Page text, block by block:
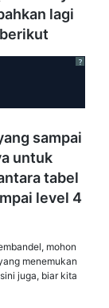
lagi
?
sampai
untuk
tabel
level 4
mohon
menemukan
juga, biar kita